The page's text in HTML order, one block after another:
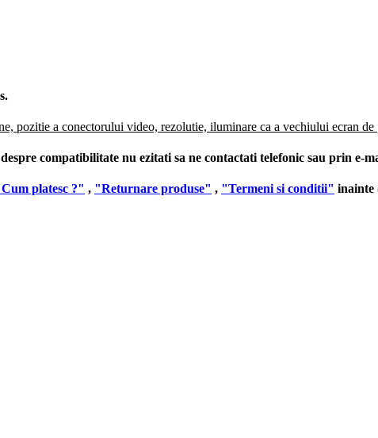
pozitie a conectorului video, rezolutie, iluminare ca a vechiului ecran de
compatibilitate nu ezitati sa ne contactati telefonic sau prin e-
platesc ?" , "Returnare produse" , "Termeni si conditii" inainte